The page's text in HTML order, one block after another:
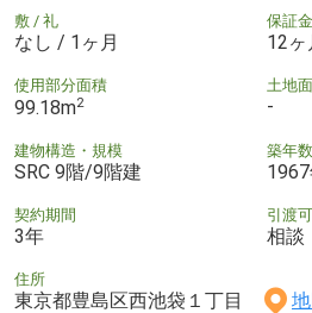
敷 / 礼
なし / 1ヶ月
保証金
12ヶ
使用部分面積
99.18m2
土地
-
建物構造・規模
SRC 9階/9階建
築年数
契約期間
3年
引渡
相談
住所
東京都豊島区西池袋１丁目